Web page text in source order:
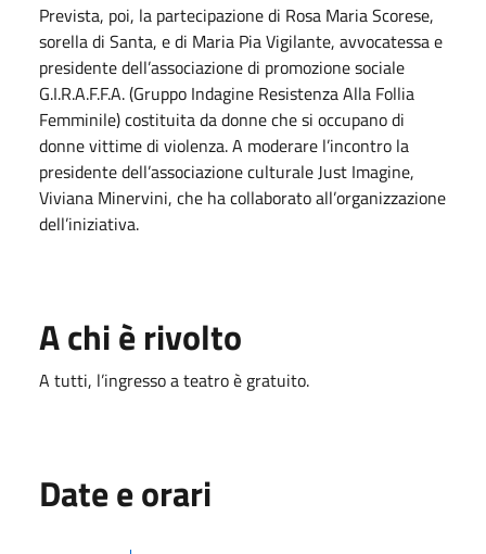
Prevista, poi, la partecipazione di Rosa Maria Scorese,
sorella di Santa, e di Maria Pia Vigilante, avvocatessa e
presidente dell’associazione di promozione sociale
G.I.R.A.F.F.A. (Gruppo Indagine Resistenza Alla Follia
Femminile) costituita da donne che si occupano di
donne vittime di violenza. A moderare l’incontro la
presidente dell’associazione culturale Just Imagine,
Viviana Minervini, che ha collaborato all’organizzazione
dell’iniziativa.
A chi è rivolto
A tutti, l’ingresso a teatro è gratuito.
Date e orari